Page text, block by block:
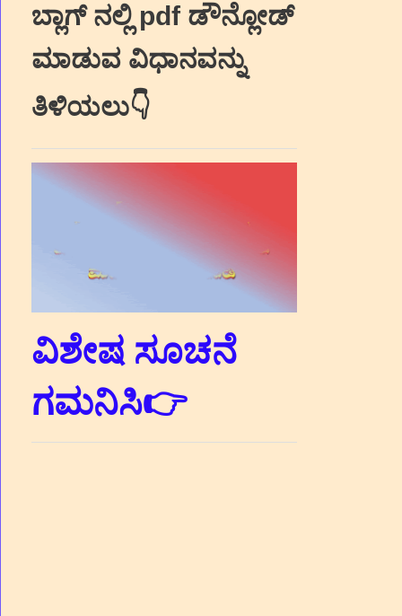
ಬ್ಲಾಗ್‌ ನಲ್ಲಿ pdf ಡೌನ್ಲೋಡ್‌
ಮಾಡುವ ವಿಧಾನವನ್ನು
ತಿಳಿಯಲು👇
ವಿಶೇಷ ಸೂಚನೆ
ಗಮನಿಸಿ👉